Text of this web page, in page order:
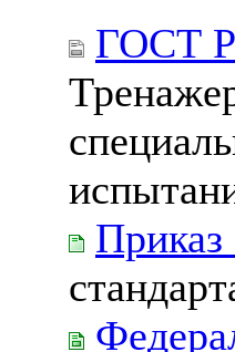
ГОСТ Р
Приказ